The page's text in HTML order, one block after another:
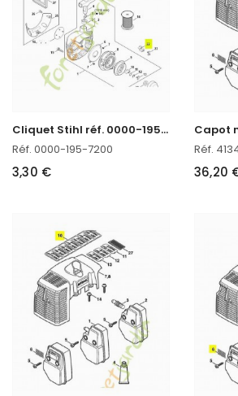
C
liquet Stihl réf. 0000-195-7200 en stock
Réf. 0000-195-7200
3,30 €
Capot
Réf.
36,20